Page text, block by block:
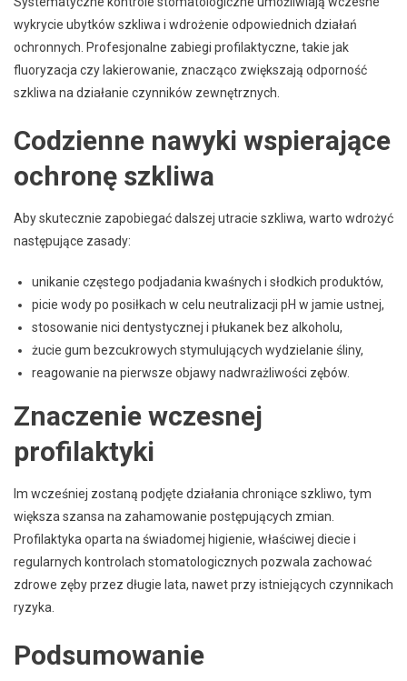
wykrycie ubytków szkliwa i wdrożenie odpowiednich działań
ochronnych. Profesjonalne zabiegi profilaktyczne, takie jak
fluoryzacja czy lakierowanie, znacząco zwiększają odporność
szkliwa na działanie czynników zewnętrznych.
Codzienne nawyki wspierające
ochronę szkliwa
Aby skutecznie zapobiegać dalszej utracie szkliwa, warto wdrożyć
następujące zasady:
unikanie częstego podjadania kwaśnych i słodkich produktów,
picie wody po posiłkach w celu neutralizacji pH w jamie ustnej,
stosowanie nici dentystycznej i płukanek bez alkoholu,
żucie gum bezcukrowych stymulujących wydzielanie śliny,
reagowanie na pierwsze objawy nadwrażliwości zębów.
Znaczenie wczesnej
profilaktyki
Im wcześniej zostaną podjęte działania chroniące szkliwo, tym
większa szansa na zahamowanie postępujących zmian.
Profilaktyka oparta na świadomej higienie, właściwej diecie i
regularnych kontrolach stomatologicznych pozwala zachować
zdrowe zęby przez długie lata, nawet przy istniejących czynnikach
ryzyka.
Podsumowanie